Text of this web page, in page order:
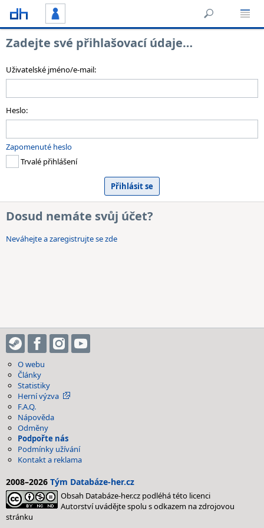
Zadejte své přihlašovací údaje…
Uživatelské jméno/e-mail:
Heslo:
Zapomenuté heslo
Trvalé přihlášení
Dosud nemáte svůj účet?
Neváhejte a zaregistrujte se zde
O webu
Články
Statistiky
Herní výzva
F.A.Q.
Nápověda
Odměny
Podpořte nás
Podmínky užívání
Kontakt a reklama
2008–2026 Tým Databáze-her.cz
Obsah Databáze-her.cz podléhá této licenci
Autorství uvádějte spolu s odkazem na zdrojovou
stránku